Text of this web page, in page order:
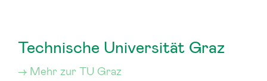
Technische Universität Graz
Mehr zur TU Graz